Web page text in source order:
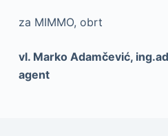
za MIMMO, obrt
vl. Marko Adamčević,
agent